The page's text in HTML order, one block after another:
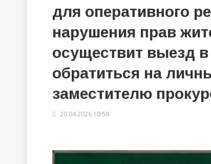
для оперативного
нарушения прав
осуществит выезд
обратиться на
заместителю
20.04.2026 10:58